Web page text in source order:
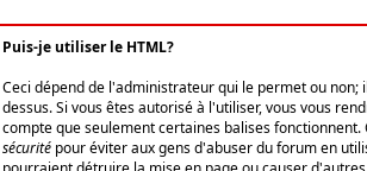
Puis-je utiliser le HTML?
Ceci dépend de l'administrateur qui le permet ou non;
dessus. Si vous êtes autorisé à l'utiliser, vous vous
compte que seulement certaines balises fonctionnent.
sécurité pour éviter aux gens d'abuser du forum en